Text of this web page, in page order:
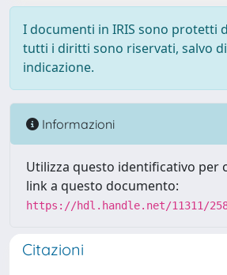
I documenti in IRIS sono protetti
tutti i diritti sono riservati, salvo
indicazione.
Informazioni
Utilizza questo identificativo per
link a questo documento:
https://hdl.handle.net/11311/
Citazioni